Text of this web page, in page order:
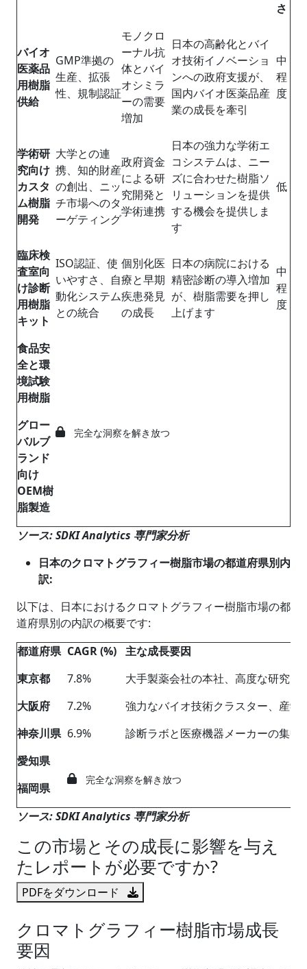
さ
バイオ
医薬品
用樹脂
供給
GMP準拠の
生産、拡張
性、規制認証
モノクロ
ーナル抗
体とバイ
オシミラ
ーの需要
増加
日本の高齢化とバイ
オ技術イノベーショ
ンへの政府支援が、
国内バイオ医薬品産
業の成長を牽引
中
程
度
学術研
究向け
カスタ
ム樹脂
開発
大学との連
携、知的財産
の創出、ニッ
チ市場へのタ
ーゲティング
政府資金
による研
究開発と
学術連携
日本の強力な学術エ
コシステムは、ニー
ズに合わせた樹脂ソ
リューションを提供
する機会を提供しま
す
低
臨床検
査室向
け診断
用樹脂
キット
ISO認証、使
いやすさ、自
動化システム
との統合
個別化医
療と早期
疾患発見
の成長
日本の病院における
精密診断の導入増加
が、樹脂需要を押し
上げます
中
程
度
食品安
全と環
境試験
用樹脂
完全な洞察を解き放つ
グロー
バルブ
ランド
向け
OEM樹
脂製造
ソース: SDKI Analytics 専門家分析
日本のクロマトグラフィー樹脂市場の都道府県別内
訳:
以下は、日本におけるクロマトグラフィー樹脂市場の都
道府県別の内訳の概要です:
都道府県 CAGR (%) 主な成長要因
東京都
7.8%
大手製薬会社の本社、高度な研究開
大阪府
7.2%
強力なバイオ技術クラスター、産学
神奈川県 6.9%
診断ラボと医療機器メーカーの集中
愛知県
完全な洞察を解き放つ
福岡県
ソース: SDKI Analytics 専門家分析
この市場とその成長に影響を与え
たレポートが必要ですか?
PDFをダウンロード
クロマトグラフィー樹脂市場成長
要因